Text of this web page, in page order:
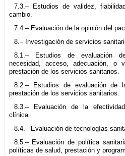
7.3.– Estudios de validez,
cambio.
7.4.– Evaluación de la opinión del
8.– Investigación de servicios
8.1.– Estudios de evaluación
necesidad, acceso, adecuación, o
prestación de los servicios sanitarios.
8.2.– Estudios de evaluación de
prestación de los servicios sanitarios.
8.3.– Evaluación de la
clínica.
8.4.– Evaluación de tecnologías
8.5.– Evaluación de política
políticas de salud, prestación y